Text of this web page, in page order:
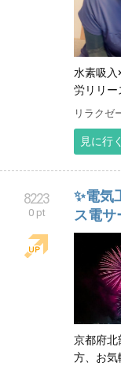
水素吸入
労リリー
リラクゼ
見に行く
8223
0 pt
✨電気
ス電サ
京都府北
方、お気